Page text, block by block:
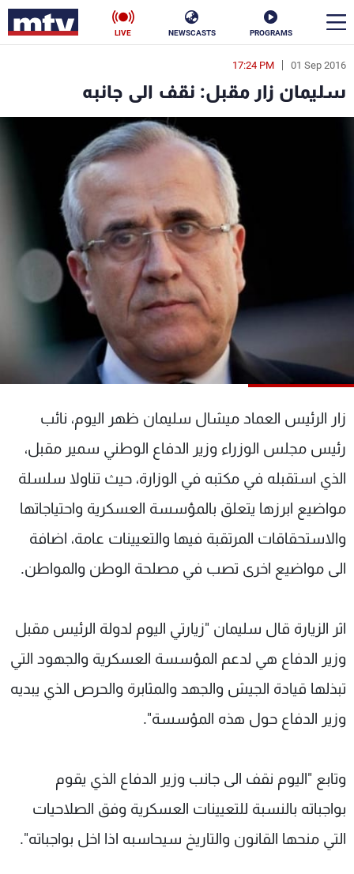
PROGRAMS
NEWSCASTS
LIVE
01 Sep 2016
17:24 PM
سليمان زار مقبل: نقف الى جانبه
زار الرئيس العماد ميشال سليمان ظهر اليوم، نائب
رئيس مجلس الوزراء وزير الدفاع الوطني سمير مقبل،
الذي استقبله في مكتبه في الوزارة، حيث تناولا سلسلة
مواضيع ابرزها يتعلق بالمؤسسة العسكرية واحتياجاتها
والاستحقاقات المرتقبة فيها والتعيينات عامة، اضافة
الى مواضيع اخرى تصب في مصلحة الوطن والمواطن.
اثر الزيارة قال سليمان "زيارتي اليوم لدولة الرئيس مقبل
وزير الدفاع هي لدعم المؤسسة العسكرية والجهود التي
تبذلها قيادة الجيش والجهد والمثابرة والحرص الذي يبديه
وزير الدفاع حول هذه المؤسسة".
وتابع "اليوم نقف الى جانب وزير الدفاع الذي يقوم
بواجباته بالنسبة للتعيينات العسكرية وفق الصلاحيات
التي منحها القانون والتاريخ سيحاسبه اذا اخل بواجباته".
en
الأخبار
ناس
فن
رياضة
شاهد البرامج
عن MTV
الإنـتـاج
لاعلاناتكم
وظائف
تواصل معنا
شروط الإسـتخدام
سياسة الخصوصية